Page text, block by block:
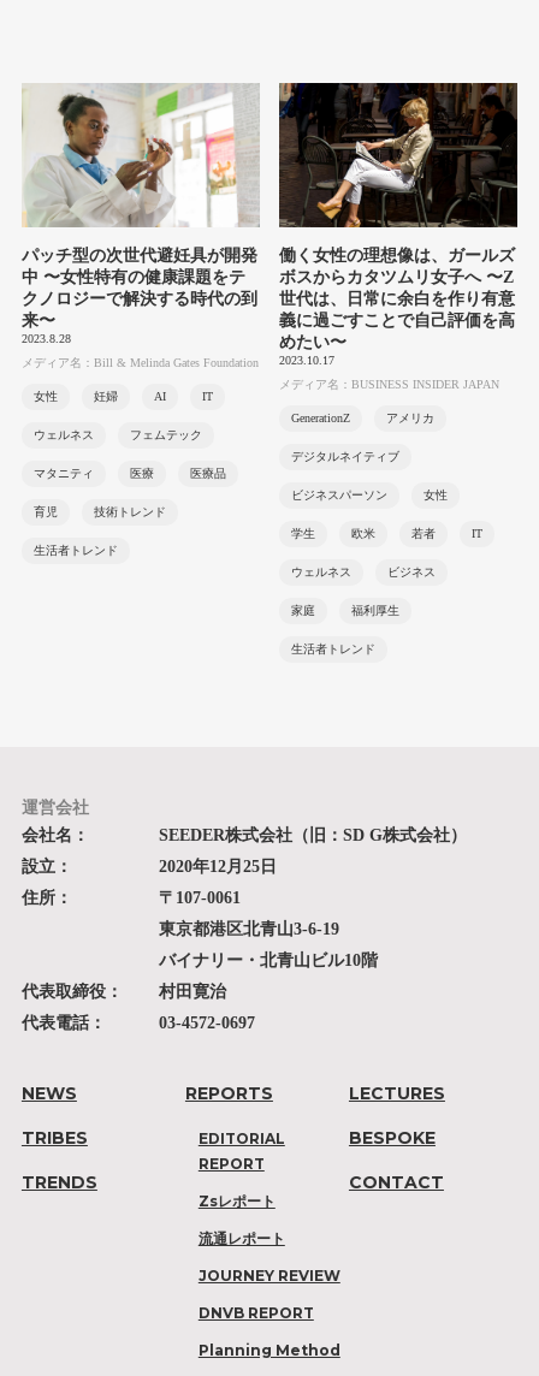
パッチ型の次世代避妊具が開発
中 〜女性特有の健康課題をテ
クノロジーで解決する時代の到
来〜
2023.8.28
メディア名：Bill & Melinda Gates Foundation
女性 妊婦 AI IT
ウェルネス フェムテック
マタニティ 医療 医療品
育児 技術トレンド
生活者トレンド
働く女性の理想像は、ガールズ
ボスからカタツムリ女子へ 〜Z
世代は、日常に余白を作り有意
義に過ごすことで自己評価を高
めたい〜
2023.10.17
メディア名：BUSINESS INSIDER JAPAN
GenerationZ アメリカ
デジタルネイティブ
ビジネスパーソン 女性
学生 欧米 若者 IT
ウェルネス ビジネス
家庭 福利厚生
生活者トレンド
運営会社
会社名：
SEEDER株式会社（旧：SD G株式会社）
設立：
2020年12月25日
住所：
〒107-0061
東京都港区北青山3-6-19
バイナリー・北青山ビル10階
代表取締役：
村田寛治
代表電話：
03-4572-0697
NEWS
TRIBES
TRENDS
REPORTS
EDITORIAL
REPORT
Zsレポート
流通レポート
JOURNEY REVIEW
DNVB REPORT
Planning Method
LECTURES
BESPOKE
CONTACT